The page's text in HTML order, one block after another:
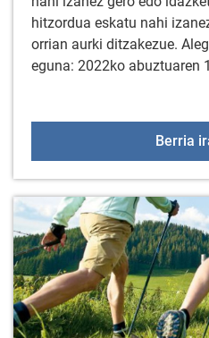
hitzordua eskatu nahi
orrian aurki ditzakezue.
eguna: 2022ko abuztuaren
Berria